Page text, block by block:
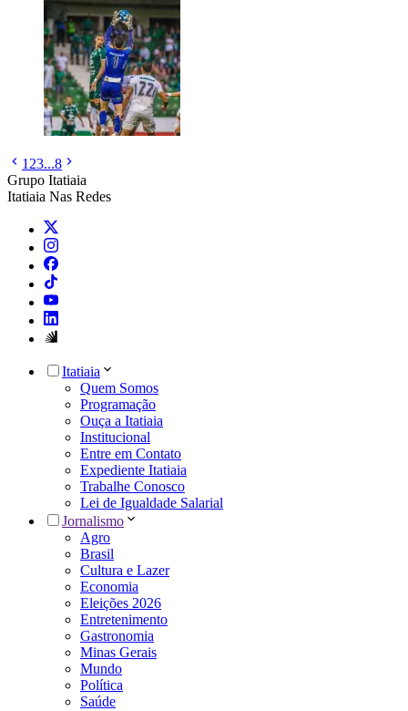
1 23...8
Grupo Itatiaia
Itatiaia Nas Redes
Itatiaia
Quem Somos
Programação
Ouça a Itatiaia
Institucional
Entre em Contato
Expediente Itatiaia
Trabalhe Conosco
Lei de Igualdade Salarial
Jornalismo
Agro
Brasil
Cultura e Lazer
Economia
Eleições 2026
Entretenimento
Gastronomia
Minas Gerais
Mundo
Política
Saúde